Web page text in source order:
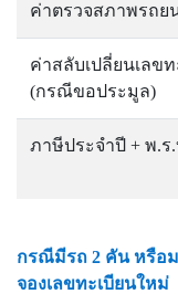
ค่าตรวจสภาพรถย
ค่าสลับเปลี่ยนเลขท
(กรณีขอประมูล)
ภาษีประจำปี + พ.ร.
กรณีมีรถ 2 คัน หรือ
จองเลขทะเบียนใหม่